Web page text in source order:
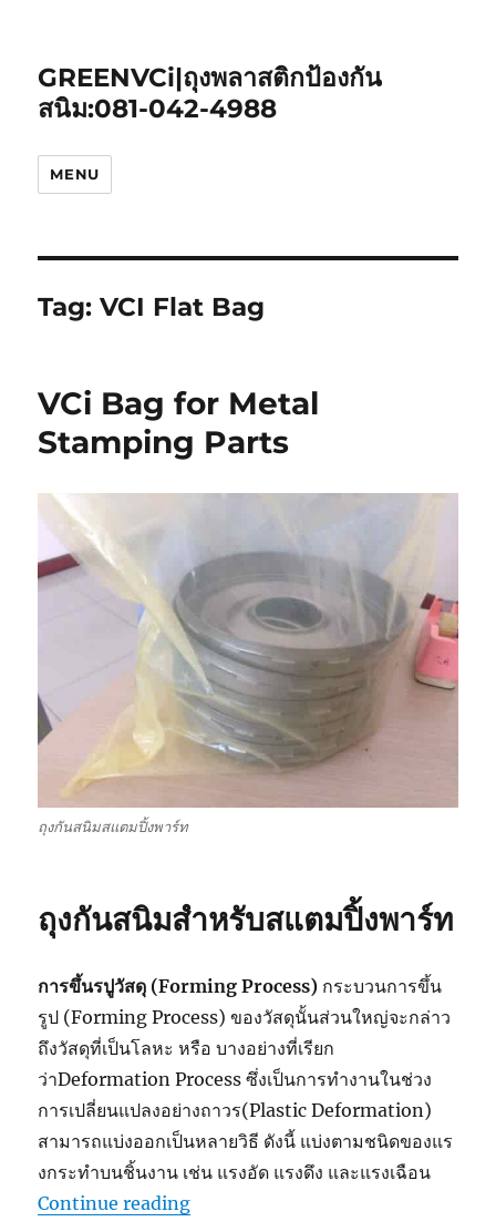
GREENVCi|ถุงพลาสติกป้องกัน
สนิม:081-042-4988
MENU
Tag:VCI Flat Bag
VCi Bag for Metal
Stamping Parts
ถุงกันสนิมสแตมปิ้งพาร์ท
ถุงกันสนิมสำหรับสแตมปิ้งพาร์ท
การขึ้นรปูวัสดุ (Forming Process) กระบวนการขึ้น
รูป (Forming Process) ของวัสดุนั้นส่วนใหญ่จะกล่าว
ถึงวัสดุที่เป็นโลหะ หรือ บางอย่างที่เรียก
ว่าDeformation Process ซึ่งเป็นการทํางานในช่วง
การเปลี่ยนแปลงอย่างถาวร(Plastic Deformation)
สามารถแบ่งออกเป็นหลายวิธี ดังนี้ แบ่งตามชนิดของแร
งกระทําบนชิ้นงาน เช่น แรงอัด แรงดึง และแรงเฉือน
Continue reading“VCi Bag for Metal Stamping